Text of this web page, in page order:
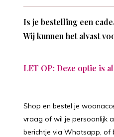
Is je bestelling een
Wij kunnen het alvast
LET OP: Deze optie is
Shop en bestel je
vraag of wil je persoonlijk
berichtje via Whatsapp, of